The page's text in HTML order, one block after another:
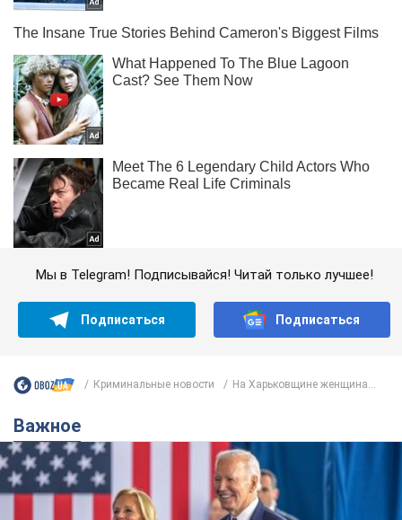
Мы в Telegram! Подписывайся! Читай только лучшее!
Подписаться Подписаться
Криминальные новости На Харьковщине женщина...
Важное